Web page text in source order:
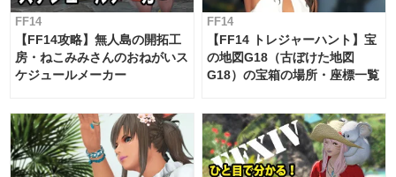
FF14
【FF14攻略】無人島の開拓工
房・ねこみみさんのおねがいス
ケジュールメーカー
FF14
【FF14 トレジャーハント】宝
の地図G18（古ぼけた地図
G18）の宝箱の場所・座標一覧